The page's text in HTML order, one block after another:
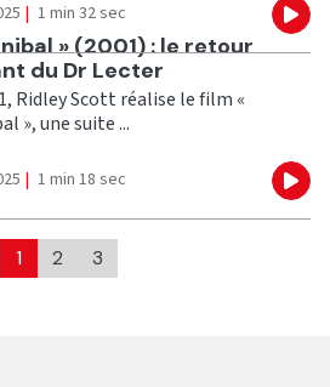
| 1 min 32 sec
» (2001) : le retour
du Dr Lecter
Ridley Scott réalise le film «
», une suite ...
| 1 min 18 sec
1 2 3